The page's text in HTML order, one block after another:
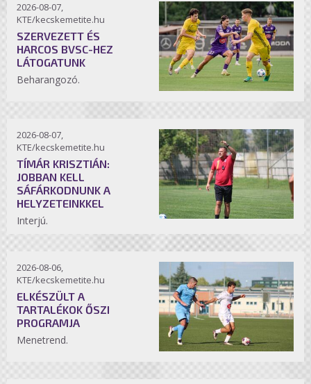
2026-08-07,
KTE/kecskemetite.hu
SZERVEZETT ÉS
HARCOS BVSC-HEZ
LÁTOGATUNK
Beharangozó.
2026-08-07,
KTE/kecskemetite.hu
TÍMÁR KRISZTIÁN:
JOBBAN KELL
SÁFÁRKODNUNK A
HELYZETEINKKEL
Interjú.
2026-08-06,
KTE/kecskemetite.hu
ELKÉSZÜLT A
TARTALÉKOK ŐSZI
PROGRAMJA
Menetrend.